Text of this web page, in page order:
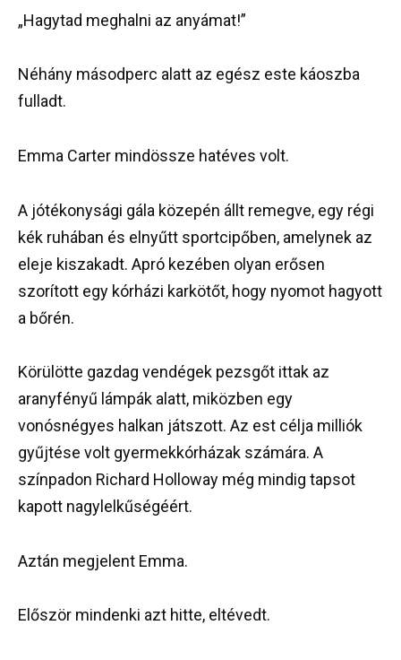
„Hagytad meghalni az anyámat!”
Néhány másodperc alatt az egész este káoszba
fulladt.
Emma Carter mindössze hatéves volt.
A jótékonysági gála közepén állt remegve, egy régi
kék ruhában és elnyűtt sportcipőben, amelynek az
eleje kiszakadt. Apró kezében olyan erősen
szorított egy kórházi karkötőt, hogy nyomot hagyott
a bőrén.
Körülötte gazdag vendégek pezsgőt ittak az
aranyfényű lámpák alatt, miközben egy
vonósnégyes halkan játszott. Az est célja milliók
gyűjtése volt gyermekkórházak számára. A
színpadon Richard Holloway még mindig tapsot
kapott nagylelkűségéért.
Aztán megjelent Emma.
Először mindenki azt hitte, eltévedt.